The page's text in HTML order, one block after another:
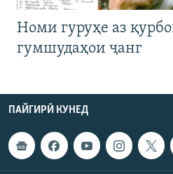
Номи гуруҳе аз
гумшудаҳои ҷанг
ПАЙГИРӢ КУНЕД